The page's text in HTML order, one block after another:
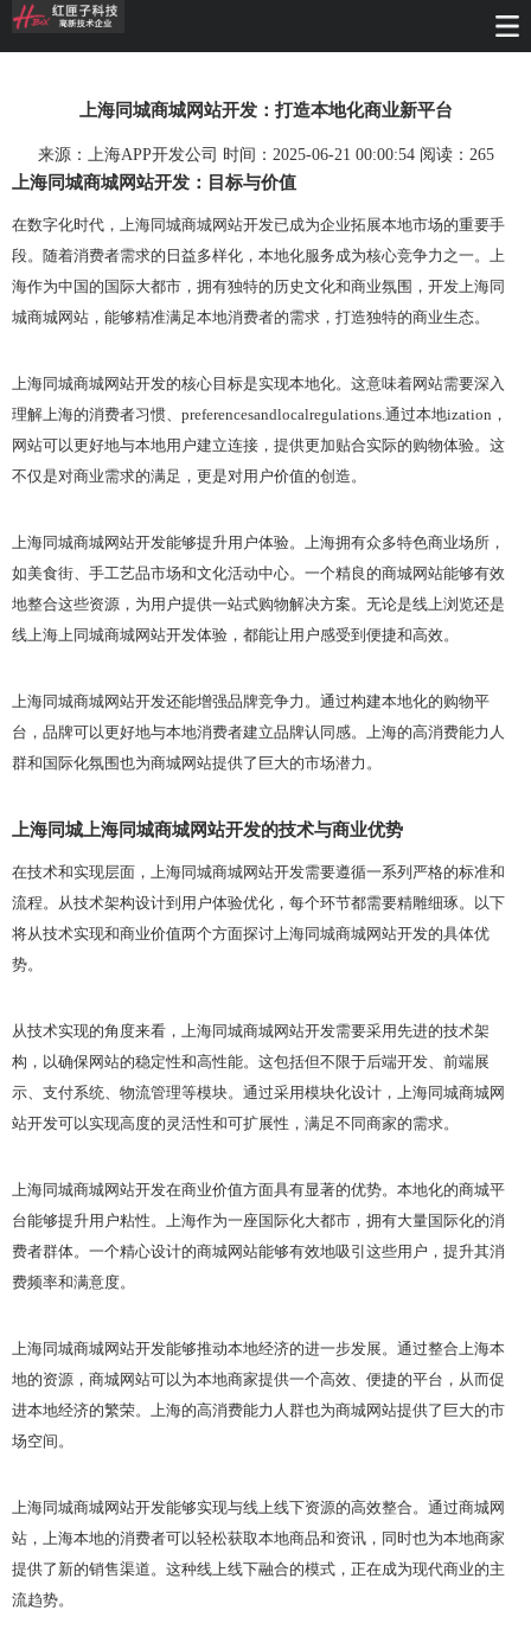
上海同城商城网站开发：打造本地化商业新平台
来源：上海APP开发公司 时间：2025-06-21 00:00:54 阅读： 265
上海同城商城网站开发：目标与价值
在数字化时代，上海同城商城网站开发已成为企业拓展本地市场的重要手
段。随着消费者需求的日益多样化，本地化服务成为核心竞争力之一。上
海作为中国的国际大都市，拥有独特的历史文化和商业氛围，开发上海同
城商城网站，能够精准满足本地消费者的需求，打造独特的商业生态。
上海同城商城网站开发的核心目标是实现本地化。这意味着网站需要深入
理解上海的消费者习惯、preferencesandlocalregulations.通过本地ization，
网站可以更好地与本地用户建立连接，提供更加贴合实际的购物体验。这
不仅是对商业需求的满足，更是对用户价值的创造。
上海同城商城网站开发能够提升用户体验。上海拥有众多特色商业场所，
如美食街、手工艺品市场和文化活动中心。一个精良的商城网站能够有效
地整合这些资源，为用户提供一站式购物解决方案。无论是线上浏览还是
线上海上同城商城网站开发体验，都能让用户感受到便捷和高效。
上海同城商城网站开发还能增强品牌竞争力。通过构建本地化的购物平
台，品牌可以更好地与本地消费者建立品牌认同感。上海的高消费能力人
群和国际化氛围也为商城网站提供了巨大的市场潜力。
上海同城上海同城商城网站开发的技术与商业优势
在技术和实现层面，上海同城商城网站开发需要遵循一系列严格的标准和
流程。从技术架构设计到用户体验优化，每个环节都需要精雕细琢。以下
将从技术实现和商业价值两个方面探讨上海同城商城网站开发的具体优
势。
从技术实现的角度来看，上海同城商城网站开发需要采用先进的技术架
构，以确保网站的稳定性和高性能。这包括但不限于后端开发、前端展
示、支付系统、物流管理等模块。通过采用模块化设计，上海同城商城网
站开发可以实现高度的灵活性和可扩展性，满足不同商家的需求。
上海同城商城网站开发在商业价值方面具有显著的优势。本地化的商城平
台能够提升用户粘性。上海作为一座国际化大都市，拥有大量国际化的消
费者群体。一个精心设计的商城网站能够有效地吸引这些用户，提升其消
费频率和满意度。
上海同城商城网站开发能够推动本地经济的进一步发展。通过整合上海本
地的资源，商城网站可以为本地商家提供一个高效、便捷的平台，从而促
进本地经济的繁荣。上海的高消费能力人群也为商城网站提供了巨大的市
场空间。
上海同城商城网站开发能够实现与线上线下资源的高效整合。通过商城网
站，上海本地的消费者可以轻松获取本地商品和资讯，同时也为本地商家
提供了新的销售渠道。这种线上线下融合的模式，正在成为现代商业的主
流趋势。